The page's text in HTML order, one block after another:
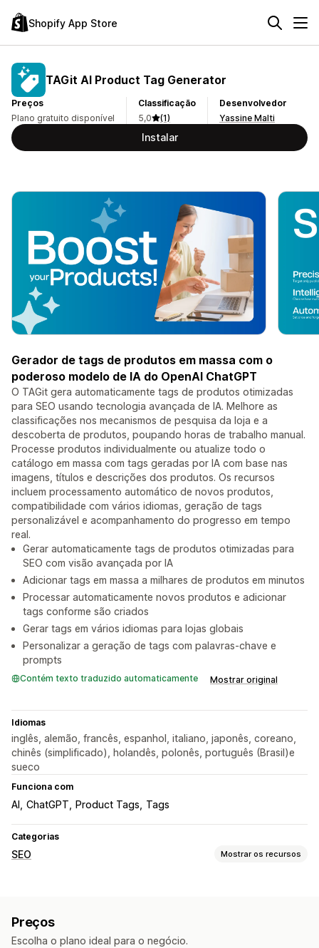
Shopify App Store
TAGit AI Product Tag Generator
Preços
Plano gratuito disponível
Classificação
5,0
(1)
Desenvolvedor
Yassine Malti
Instalar
Gerador de tags de produtos em massa com o
poderoso modelo de IA do OpenAI ChatGPT
O TAGit gera automaticamente tags de produtos otimizadas
para SEO usando tecnologia avançada de IA. Melhore as
classificações nos mecanismos de pesquisa da loja e a
descoberta de produtos, poupando horas de trabalho manual.
Processe produtos individualmente ou atualize todo o
catálogo em massa com tags geradas por IA com base nas
imagens, títulos e descrições dos produtos. Os recursos
incluem processamento automático de novos produtos,
compatibilidade com vários idiomas, geração de tags
personalizável e acompanhamento do progresso em tempo
real.
Gerar automaticamente tags de produtos otimizadas para
SEO com visão avançada por IA
Adicionar tags em massa a milhares de produtos em minutos
Processar automaticamente novos produtos e adicionar
tags conforme são criados
Gerar tags em vários idiomas para lojas globais
Personalizar a geração de tags com palavras-chave e
prompts
Contém texto traduzido automaticamente Mostrar original
Idiomas
inglês, alemão, francês, espanhol, italiano, japonês, coreano,
chinês (simplificado), holandês, polonês, português (Brasil)e
sueco
Funciona com
AI ChatGPT Product Tags Tags
Categorias
SEO Mostrar os recursos
Otimização de metadados
Preços
Escolha o plano ideal para o negócio.